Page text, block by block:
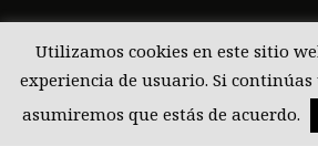
Utilizamos cookies en este sitio
experiencia de usuario. Si
asumiremos que estás de acuerdo.